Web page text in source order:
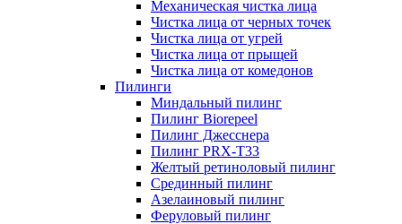
Механическая чистка лица
Чистка лица от черных точек
Чистка лица от угрей
Чистка лица от прыщей
Чистка лица от комедонов
Пилинги
Миндальный пилинг
Пилинг Biorepeel
Пилинг Джесснера
Пилинг PRX-T33
Желтый ретиноловый пилинг
Срединный пилинг
Азелаиновый пилинг
Феруловый пилинг